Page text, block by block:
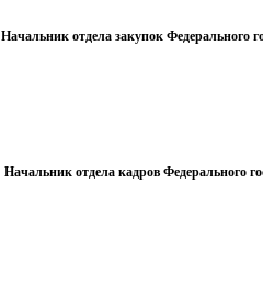
Начальник отдела закупок Федерального
Начальник отдела кадров Федерального